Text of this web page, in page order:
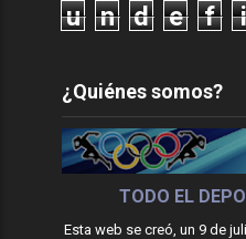
u n d e f
¿Quiénes somos?
TODO EL
Esta web se creó, un 9 de